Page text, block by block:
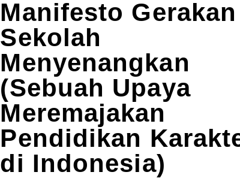
Manifesto Gerakan
Sekolah
Menyenangkan
(Sebuah Upaya
Meremajakan
Pendidikan
di Indonesia)